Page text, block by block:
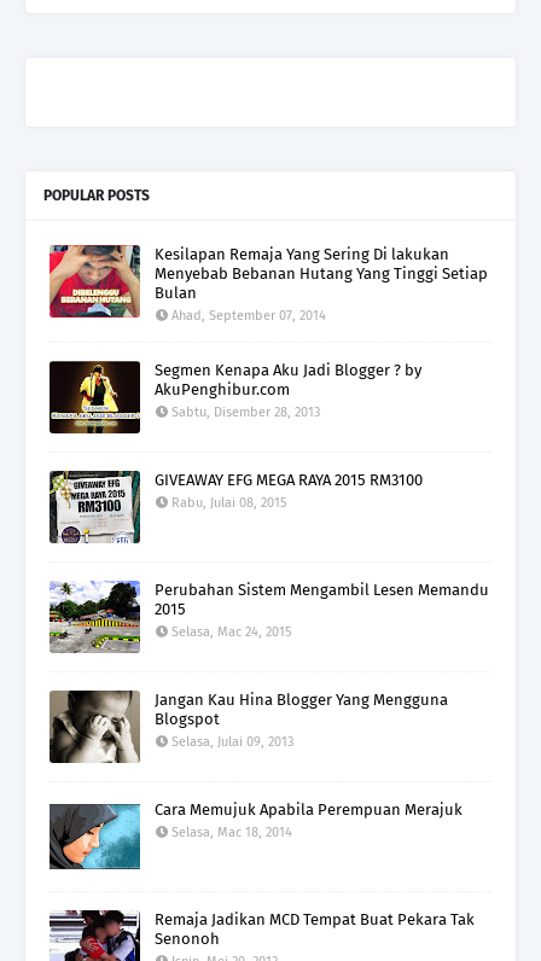
POPULAR POSTS
Kesilapan Remaja Yang Sering Di lakukan
Menyebab Bebanan Hutang Yang Tinggi Setiap
Bulan
Ahad, September 07, 2014
Segmen Kenapa Aku Jadi Blogger ? by
AkuPenghibur.com
Sabtu, Disember 28, 2013
GIVEAWAY EFG MEGA RAYA 2015 RM3100
Rabu, Julai 08, 2015
Perubahan Sistem Mengambil Lesen Memandu
2015
Selasa, Mac 24, 2015
Jangan Kau Hina Blogger Yang Mengguna
Blogspot
Selasa, Julai 09, 2013
Cara Memujuk Apabila Perempuan Merajuk
Selasa, Mac 18, 2014
Remaja Jadikan MCD Tempat Buat Pekara Tak
Senonoh